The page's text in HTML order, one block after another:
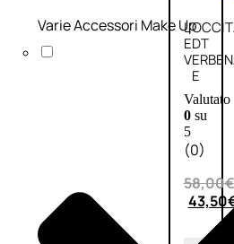
EDT
E
Valutato
0su
5
(0)
58,00€
43,50
Varie Accessori Make Up